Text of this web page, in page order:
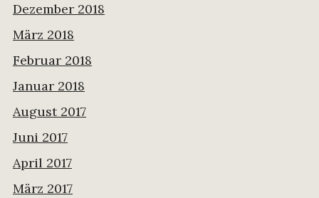
Dezember 2018
März 2018
Februar 2018
Januar 2018
August 2017
Juni 2017
April 2017
März 2017